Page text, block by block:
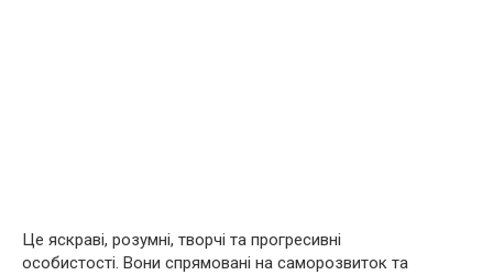
Це яскраві, розумні, творчі та прогресивні
особистості. Вони спрямовані на саморозвиток та